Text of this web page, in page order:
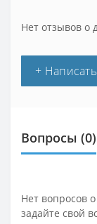
Нет отзывов о
+
Вопросы (0)
Нет вопросов
задайте свой